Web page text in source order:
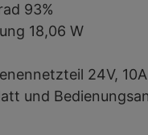
93%
18,06 W
24V, 10A
und